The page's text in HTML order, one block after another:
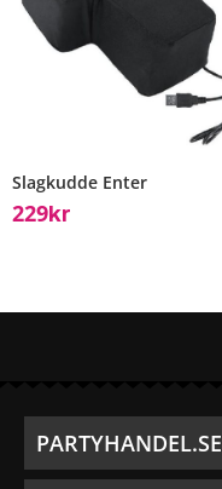
Slagkudde Enter
229Kr
PARTYHANDEL.SE